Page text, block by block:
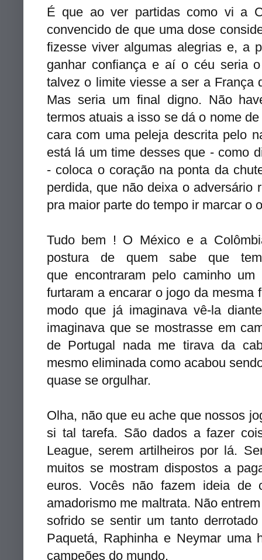
É que ao ver partidas como vi a
convencido de que uma dose
fizesse viver algumas alegrias e, a
ganhar confiança e aí o céu seria
talvez o limite viesse a ser a França
Mas seria um final digno. Não
termos atuais a isso se dá o nome
cara com uma peleja descrita pelo
está lá um time desses que - como
- coloca o coração na ponta da
perdida, que não deixa o adversário
pra maior parte do tempo ir marcar o
Tudo bem ! O México e a
postura de quem sabe que
que encontraram pelo caminho
furtaram a encarar o jogo da mesma
modo que já imaginava vê-la
imaginava que se mostrasse em
de Portugal nada me tirava da
mesmo eliminada como acabou
quase se orgulhar.
Olha, não que eu ache que nossos
si tal tarefa. São dados a fazer
League, serem artilheiros por lá.
muitos se mostram dispostos a
euros. Vocês não fazem ideia de
amadorismo me maltrata. Não
sofrido se sentir um tanto
Paquetá, Raphinha e Neymar uma
campeões do mundo.